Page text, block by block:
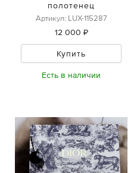
полотенец
Артикул: LUX-115287
12 000 ₽
Купить
Есть в наличии